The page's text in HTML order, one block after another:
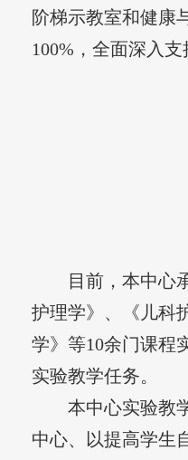
阶梯示教室和健康
100%，全面深入
目前，本中心
护理学》、《儿科
学》等10余门课程
实验教学任务。
本中心实验教
中心、以提高学生